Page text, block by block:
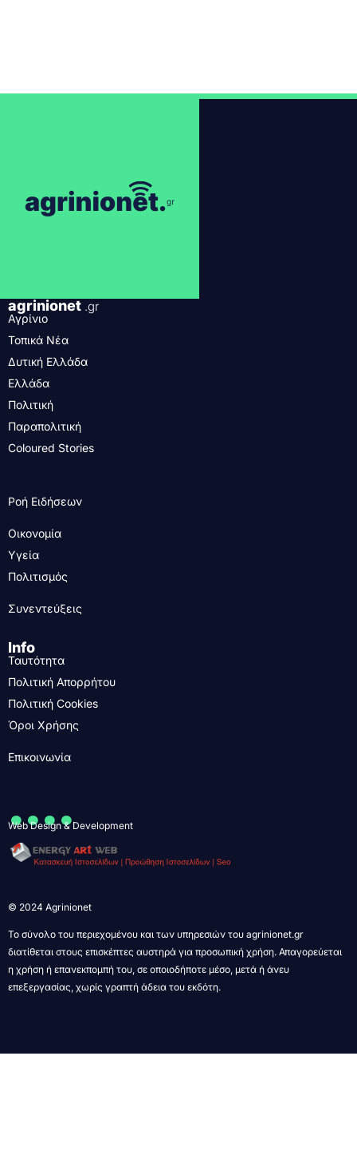
agrinionet .gr
Αγρίνιο
Τοπικά Νέα
Δυτική Ελλάδα
Ελλάδα
Πολιτική
Παραπολιτική
Coloured Stories
Ροή Ειδήσεων
Οικονομία
Υγεία
Πολιτισμός
Συνεντεύξεις
Info
Ταυτότητα
Πολιτική Απορρήτου
Πολιτική Cookies
Όροι Χρήσης
Επικοινωνία
....
Web Design & Development
© 2024 Agrinionet
Το σύνολο του περιεχομένου και των υπηρεσιών του agrinionet.gr
διατίθεται στους επισκέπτες αυστηρά για προσωπική χρήση. Απαγορεύεται
η χρήση ή επανεκπομπή του, σε οποιοδήποτε μέσο, μετά ή άνευ
επεξεργασίας, χωρίς γραπτή άδεια του εκδότη.